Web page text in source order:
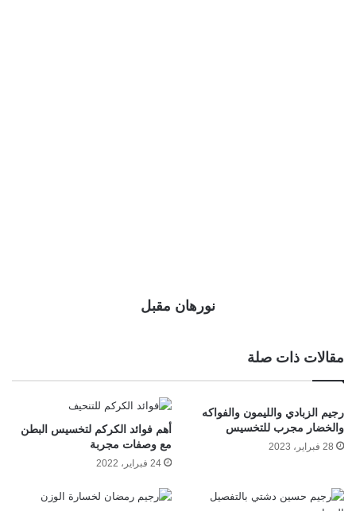
نورهان مقبل
مقالات ذات صلة
رجيم الزبادي والليمون والفواكه
والخضار مجرب للتخسيس
28 فبراير، 2023
أهم فوائد الكركم لتخسيس البطن
مع وصفات مجربة
24 فبراير، 2022